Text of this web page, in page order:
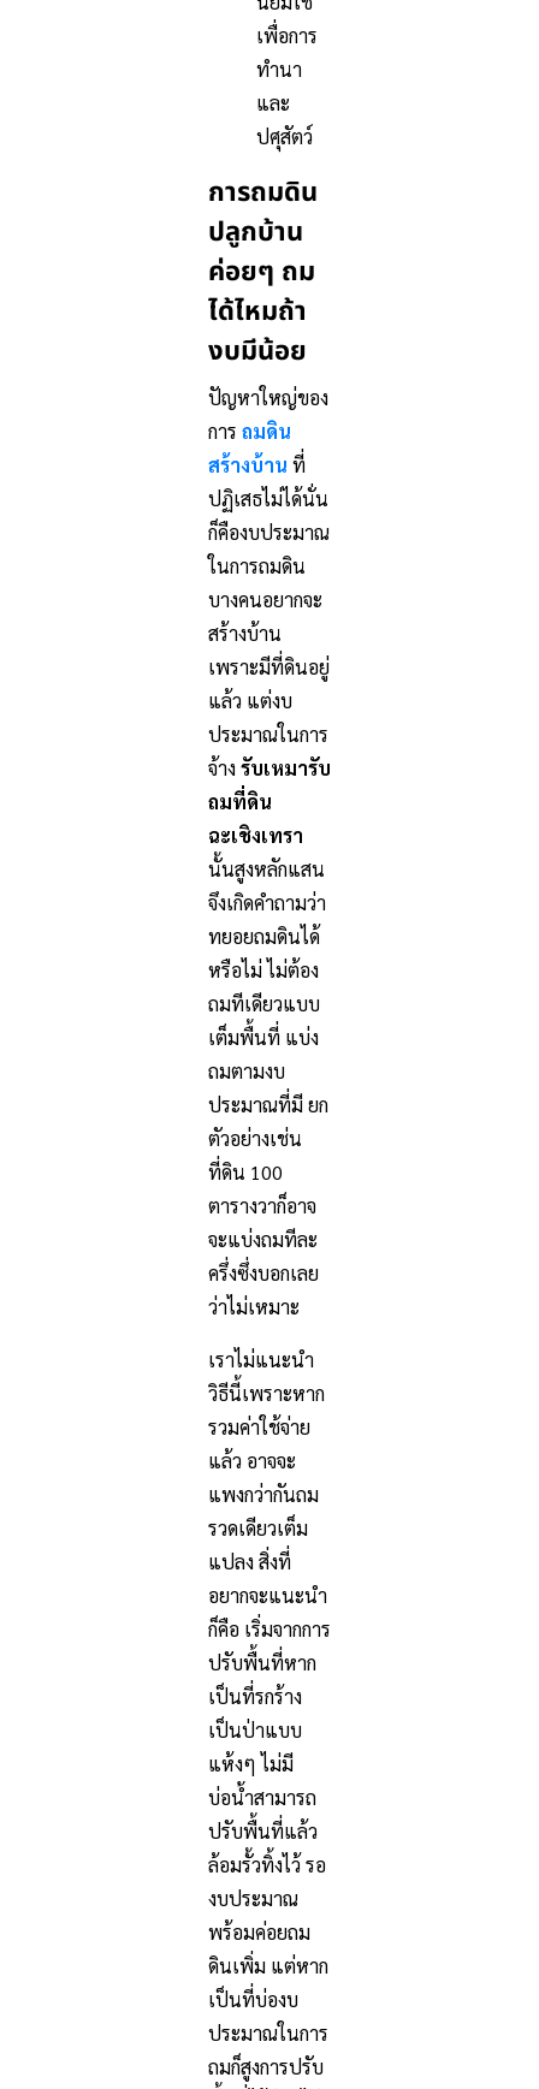
เพื่อการ
ทำนา
และ
ปศุสัตว์
การถมดิน
ปลูกบ้าน
ค่อยๆ ถม
ได้ไหมถ้า
งบมีน้อย
ปัญหาใหญ่ของ
การ ถมดิน
สร้างบ้าน ที่
ปฏิเสธไม่ได้นั่น
ก็คืองบประมาณ
ในการถมดิน
บางคนอยากจะ
สร้างบ้าน
เพราะมีที่ดินอยู่
แล้ว แต่งบ
ประมาณในการ
จ้าง รับเหมารับ
ถมที่ดิน
ฉะเชิงเทรา
นั้นสูงหลักแสน
จึงเกิดคำถามว่า
ทยอยถมดินได้
หรือไม่ ไม่ต้อง
ถมทีเดียวแบบ
เต็มพื้นที่ แบ่ง
ถมตามงบ
ประมาณที่มี ยก
ตัวอย่างเช่น
ที่ดิน 100
ตารางวาก็อาจ
จะแบ่งถมทีละ
ครึ่งซึ่งบอกเลย
ว่าไม่เหมาะ
เราไม่แนะนำ
วิธีนี้เพราะหาก
รวมค่าใช้จ่าย
แล้ว อาจจะ
แพงกว่ากันถม
รวดเดียวเต็ม
แปลง สิ่งที่
อยากจะแนะนำ
ก็คือ เริ่มจากการ
ปรับพื้นที่หาก
เป็นที่รกร้าง
เป็นป่าแบบ
แห้งๆ ไม่มี
บ่อน้ำสามารถ
ปรับพื้นที่แล้ว
ล้อมรั้วทิ้งไว้ รอ
งบประมาณ
พร้อมค่อยถม
ดินเพิ่ม แต่หาก
เป็นที่บ่องบ
ประมาณในการ
ถมก็สูงการปรับ